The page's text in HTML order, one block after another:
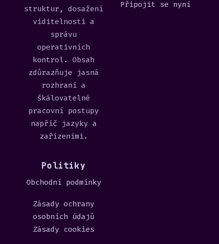
struktur, dosažení
viditelnosti a
správu
operativních
kontrol. Obsah
zdůrazňuje jasná
rozhraní a
škálovatelné
pracovní postupy
napříč jazyky a
zařízeními.
Připojit se nyní
Politiky
Obchodní podmínky
Zásady ochrany
osobních údajů
Zásady cookies